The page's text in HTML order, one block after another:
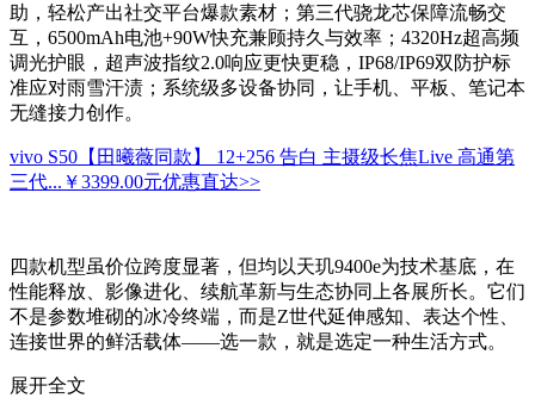
助，轻松产出社交平台爆款素材；第三代骁龙芯保障流畅交
互，6500mAh电池+90W快充兼顾持久与效率；4320Hz超高频
调光护眼，超声波指纹2.0响应更快更稳，IP68/IP69双防护标
准应对雨雪汗渍；系统级多设备协同，让手机、平板、笔记本
无缝接力创作。
vivo S50【田曦薇同款】 12+256 告白 主摄级长焦Live 高通第
三代... ￥3399.00元优惠直达>>
四款机型虽价位跨度显著，但均以天玑9400e为技术基底，在
性能释放、影像进化、续航革新与生态协同上各展所长。它们
不是参数堆砌的冰冷终端，而是Z世代延伸感知、表达个性、
连接世界的鲜活载体——选一款，就是选定一种生活方式。
展开全文